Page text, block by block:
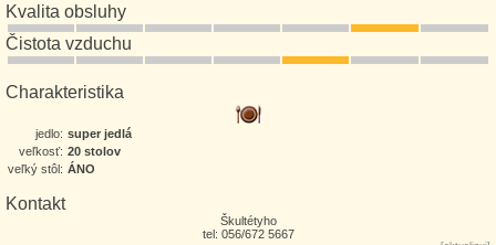
Kvalita obsluhy
Čistota vzduchu
Charakteristika
jedlo: super jedlá
veľkosť: 20 stolov
veľký stôl: ÁNO
Kontakt
Škultétyho
tel: 056/672 5667